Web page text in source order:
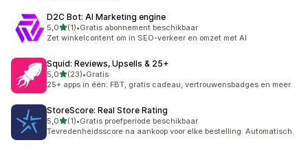
D2C Bot: AI Marketing engine
5,0van 5 sterren
(1)
1 recensies in totaal
•Gratis abonnement beschikbaar
Zet winkelcontent om in SEO-verkeer en omzet met AI
Squid: Reviews, Upsells & 25+
5,0van 5 sterren
(23)
23 recensies in totaal
•Gratis
25+ apps in één: FBT, gratis cadeau, vertrouwensbadges en meer
StoreScore: Real Store Rating
5,0van 5 sterren
(1)
1 recensies in totaal
•Gratis proefperiode beschikbaar
Tevredenheidsscore na aankoop voor elke bestelling. Automatisch.